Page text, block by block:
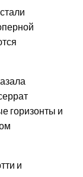
горизонты и
и